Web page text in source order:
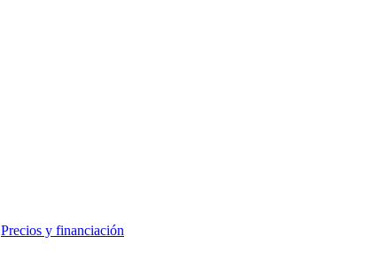
Precios y financiación